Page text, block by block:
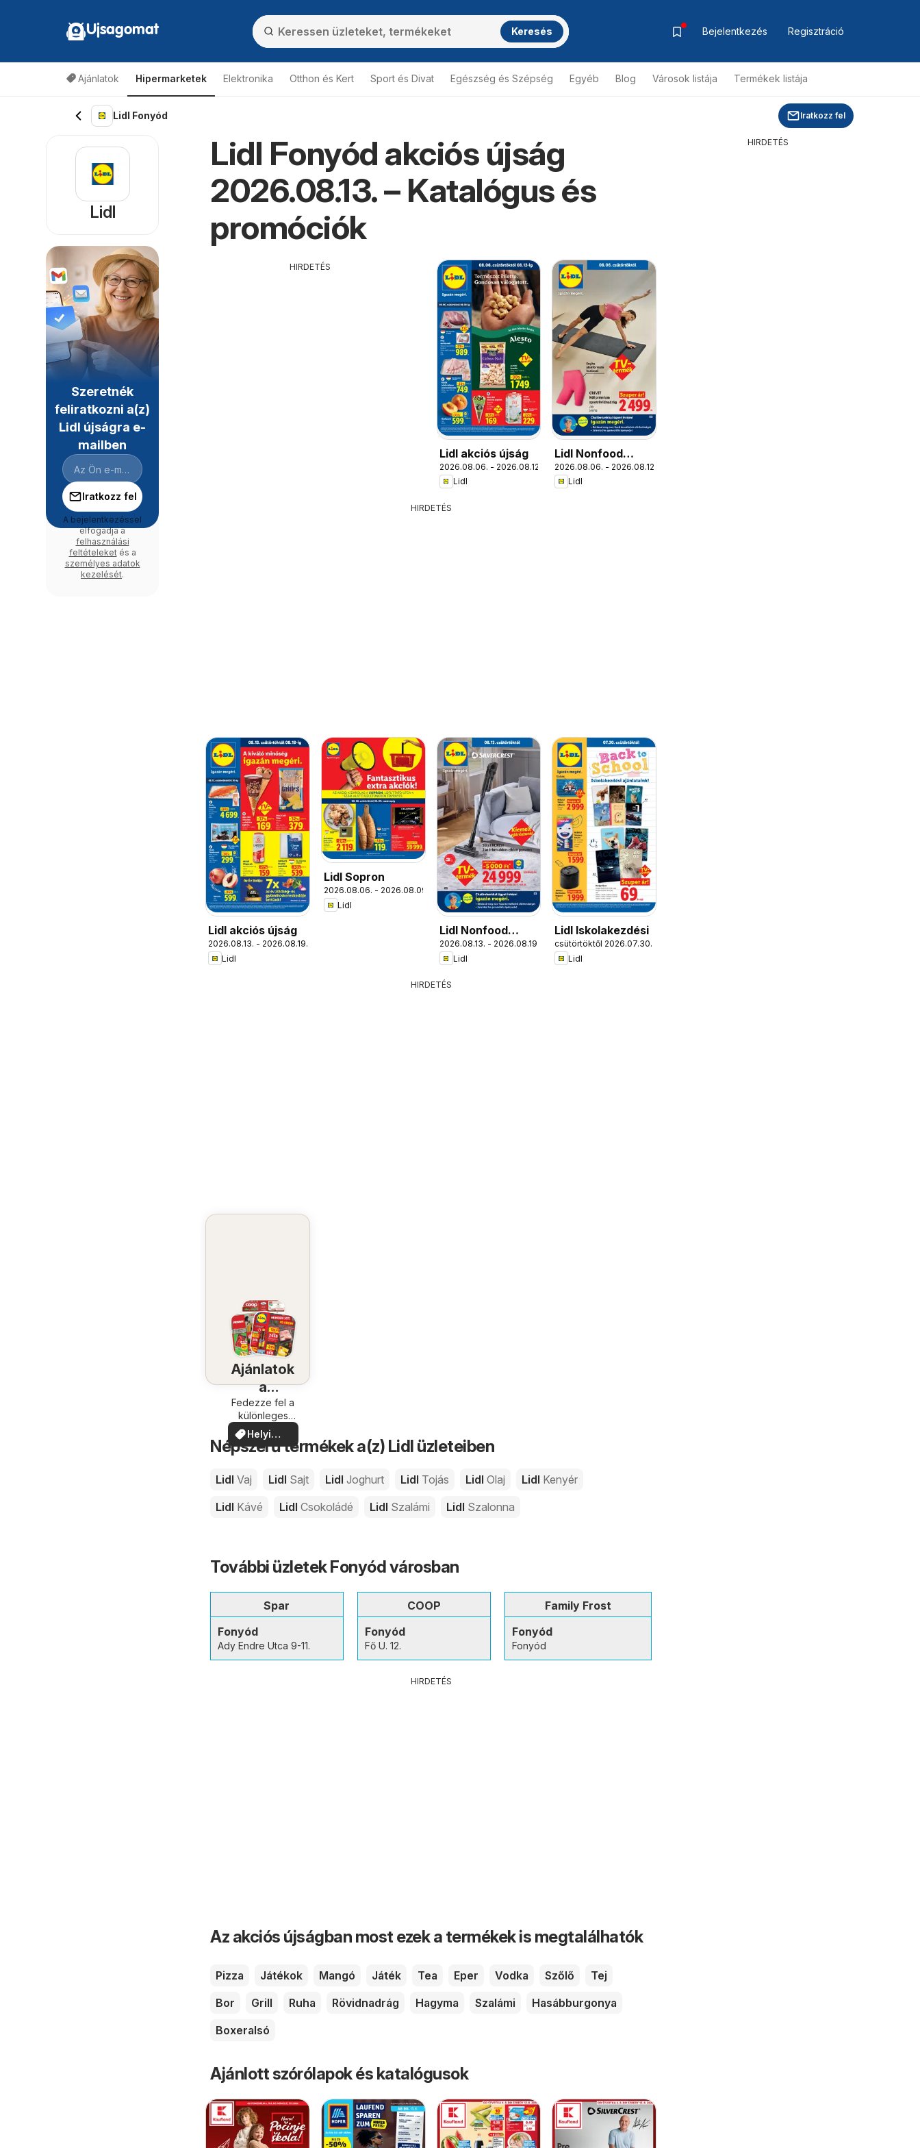
Ujsagomat Keresés Bejelentkezés Regisztráció
Ajánlatok Hipermarketek Elektronika Otthon és Kert Sport és Divat Egészség és Szépség Egyéb Blog Városok listája Termékek listája
Lidl Fonyód Iratkozz fel
Lidl Fonyód akciós újság
2026.08.13. – Katalógus és
promóciók
HIRDETÉS
Lidl akciós újság
2026.08.06. - 2026.08.12.
Lidl
Lidl Nonfood
kínálatunk
2026.08.06. - 2026.08.12.
Lidl
HIRDETÉS
Lidl akciós újság
2026.08.13. - 2026.08.19.
Lidl
Lidl Sopron
2026.08.06. - 2026.08.09.
Lidl
Lidl Nonfood
kínálatunk
2026.08.13. - 2026.08.19.
Lidl
Lidl Iskolakezdési
csütörtöktől 2026.07.30.
Lidl
HIRDETÉS
Ajánlatok
a
közelében
Fedezze fel a
különleges
ajánlatokat
Helyi
ajánlatok
Népszerű termékek a(z) Lidl üzleteiben
Lidl Vaj Lidl Sajt Lidl Joghurt Lidl Tojás Lidl Olaj Lidl Kenyér
Lidl Kávé Lidl Csokoládé Lidl Szalámi Lidl Szalonna
További üzletek Fonyód városban
Spar
Fonyód
Ady Endre Utca 9-11.
COOP
Fonyód
Fő U. 12.
Family Frost
Fonyód
Fonyód
HIRDETÉS
Az akciós újságban most ezek a termékek is megtalálhatók
Pizza Játékok Mangó Játék Tea Eper Vodka Szőlő
Tej
Bor
Grill Ruha Rövidnadrág Hagyma Szalámi
Hasábburgonya
Boxeralsó
Ajánlott szórólapok és katalógusok
Lidl
Szeretnék
feliratkozni a(z)
Lidl újságra e-
mailben
Iratkozz fel
A bejelentkezéssel
elfogadja a
felhasználási
feltételeketés a
személyes adatok
kezelését.
HIRDETÉS